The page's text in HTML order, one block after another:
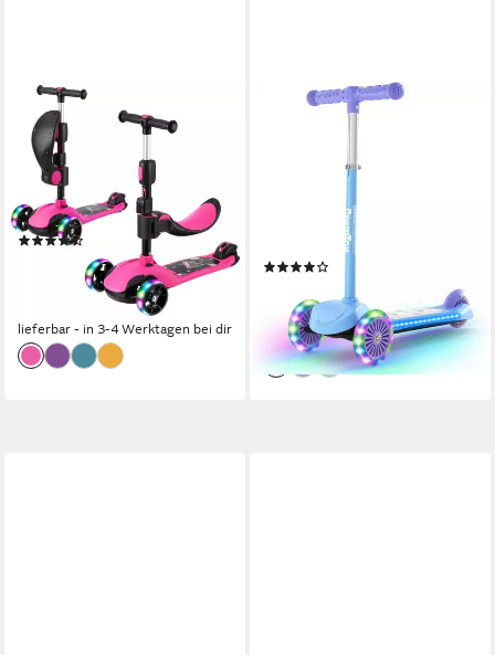
BREMTOY
Dreiradscooter Kinderroller
Tretroller Faltbarer Scooter 1-
14 Jahre
50,00 kg max. Benutzergewicht
UVP89,99 €
(0,57 €/ 1 Stk)
lieferbar - in 3-4 Werktagen bei dir
BREMTOY
Kinderroller mit leuchtendem
Deck und PU-LED Rädern
max. Benutzergewicht
-33%
lieferbar - in 3-4 Werktagen bei dir